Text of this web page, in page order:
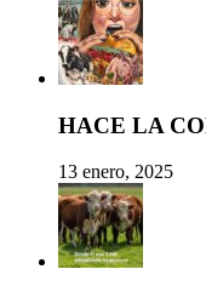
HACE LA
13 enero, 2025